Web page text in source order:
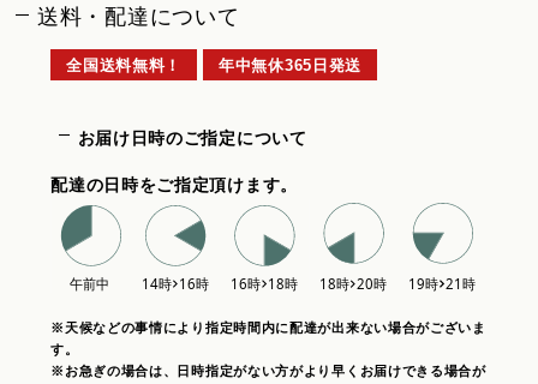
送料・配達について
全国送料無料！ 年中無休365日発送
お届け日時のご指定について
配達の日時をご指定頂けます。
※天候などの事情により指定時間内に配達が出来ない場合がございま
す。
※お急ぎの場合は、日時指定がない方がより早くお届けできる場合が